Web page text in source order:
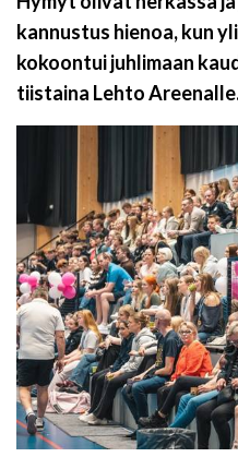
kannustus hienoa, kun
kokoontui juhlimaan
tiistaina Lehto